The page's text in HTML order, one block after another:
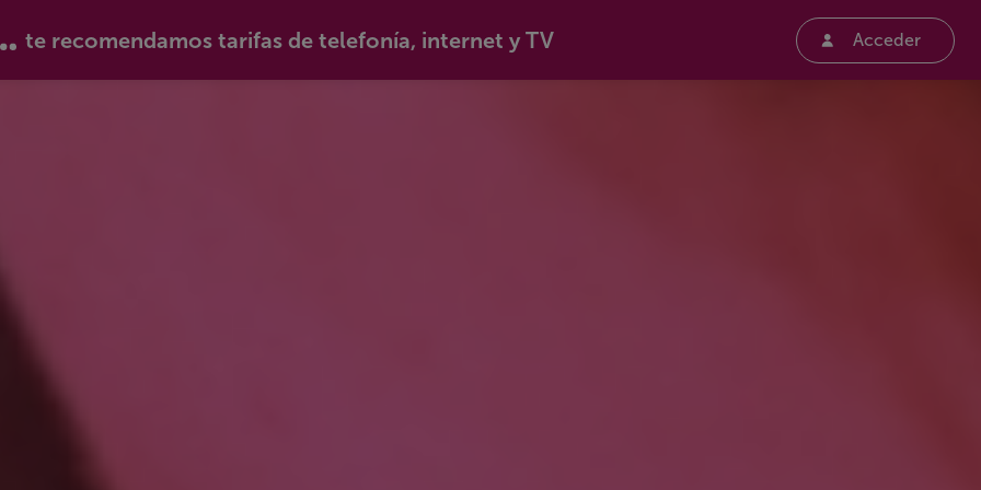
te recomendamos tarifas de telefonía, internet y TV Acceder